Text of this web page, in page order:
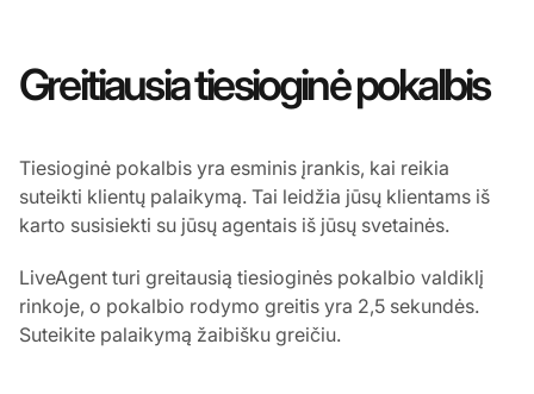
Greitiausia tiesioginė pokalbis
Tiesioginė pokalbis yra esminis įrankis, kai reikia
suteikti klientų palaikymą. Tai leidžia jūsų klientams iš
karto susisiekti su jūsų agentais iš jūsų svetainės.
LiveAgent turi greitausią tiesioginės pokalbio valdiklį
rinkoje, o pokalbio rodymo greitis yra 2,5 sekundės.
Suteikite palaikymą žaibišku greičiu.